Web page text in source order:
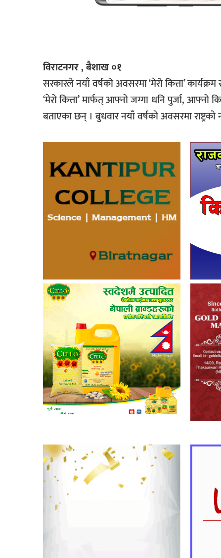
विराटनगर , बैशाख ०१
सरकारले नयाँ वर्षको अवसरमा ‘मेरो कित्ता’
‘मेरो कित्ता’ मार्फत् आफ्नो जग्गा धनि पुर्जा,
बताएका छन् । बुधवार नयाँ वर्षकाे अवसरमा राष्ट्रकाे